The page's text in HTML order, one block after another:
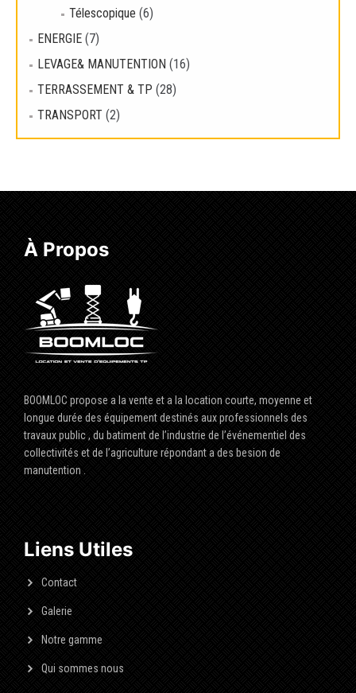
Télescopique (6)
ENERGIE (7)
LEVAGE& MANUTENTION (16)
TERRASSEMENT & TP (28)
TRANSPORT (2)
À Propos
BOOMLOC propose a la vente et a la location courte, moyenne et
longue durée des équipement destinés aux professionnels des
travaux public , du batiment de l’industrie de l’événementiel des
collectivités et de l’agriculture répondant a des besion de
manutention .
Liens Utiles
Contact
Galerie
Notre gamme
Qui sommes nous